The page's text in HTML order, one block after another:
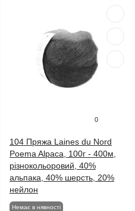
0
104 Пряжа Laines du Nord
Poema Alpaca, 100г - 400м,
різнокольоровий, 40%
альпака, 40% шерсть, 20%
нейлон
Немає в нявності